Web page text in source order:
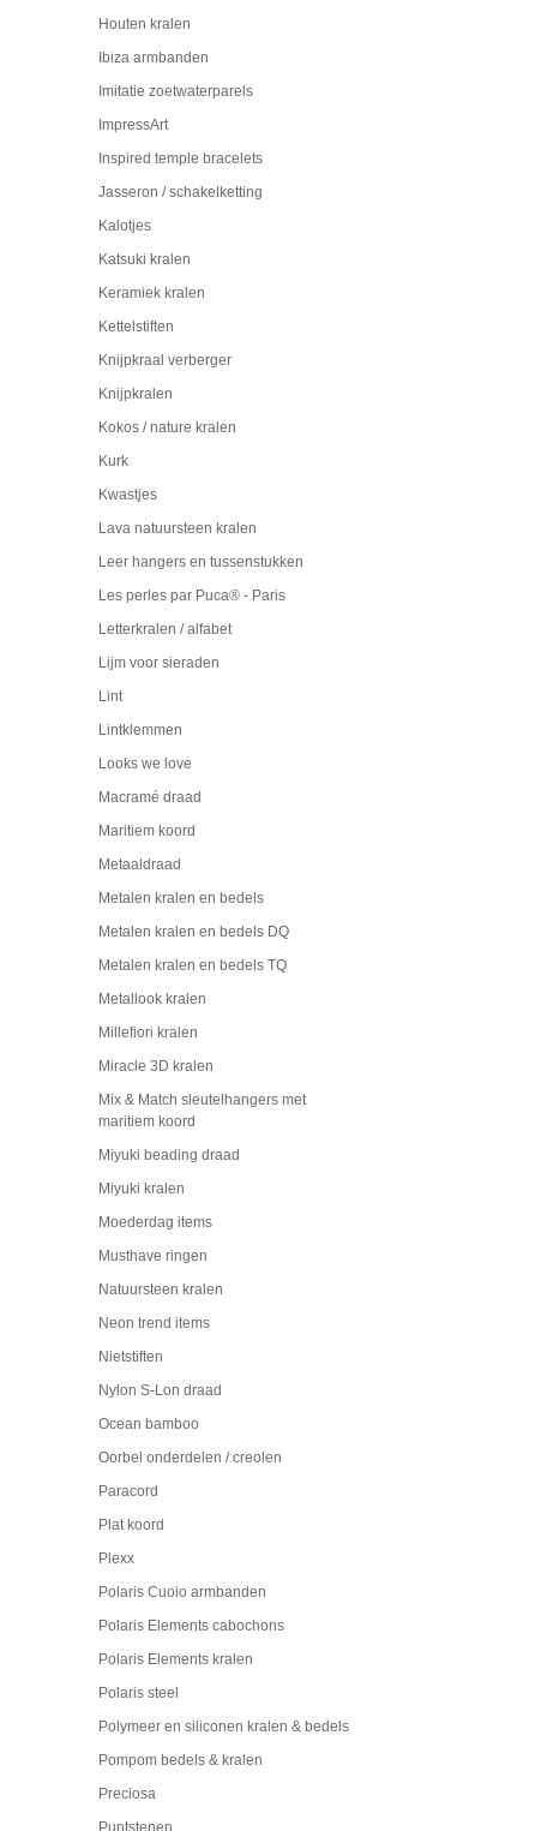
Houten kralen
Ibiza armbanden
Imitatie zoetwaterparels
ImpressArt
Inspired temple bracelets
Jasseron / schakelketting
Kalotjes
Katsuki kralen
Keramiek kralen
Kettelstiften
Knijpkraal verberger
Knijpkralen
Kokos / nature kralen
Kurk
Kwastjes
Lava natuursteen kralen
Leer hangers en tussenstukken
Les perles par Puca® - Paris
Letterkralen / alfabet
Lijm voor sieraden
Lint
Lintklemmen
Looks we love
Macramé draad
Maritiem koord
Metaaldraad
Metalen kralen en bedels
Metalen kralen en bedels DQ
Metalen kralen en bedels TQ
Metallook kralen
Millefiori kralen
Miracle 3D kralen
Mix & Match sleutelhangers met
maritiem koord
Miyuki beading draad
Miyuki kralen
Moederdag items
Musthave ringen
Natuursteen kralen
Neon trend items
Nietstiften
Nylon S-Lon draad
Ocean bamboo
Oorbel onderdelen / creolen
Paracord
Plat koord
Plexx
Polaris Cuoio armbanden
Polaris Elements cabochons
Polaris Elements kralen
Polaris steel
Polymeer en siliconen kralen & bedels
Pompom bedels & kralen
Preciosa
Puntstenen